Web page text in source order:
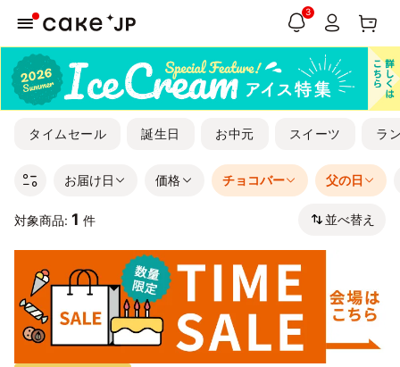
3
タイムセール 誕生日 お中元 スイーツ ラ
お届け日 価格 チョコバー 父の日
対象商品: 1 件 並べ替え